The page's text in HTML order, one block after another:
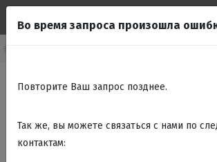
машины
Во время запроса произошла
Повторите Ваш запрос позднее.
Так же, вы можете связаться с нами по
контактам: